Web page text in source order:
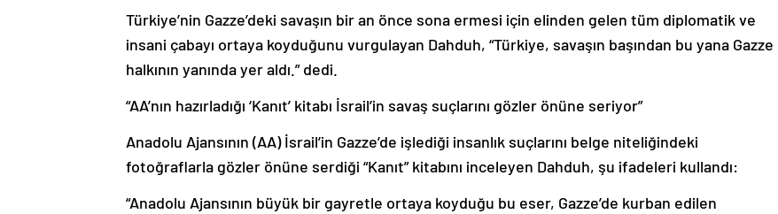
Türkiye’nin Gazze’deki savaşın bir an önce sona ermesi için elinden gelen tüm diplomatik ve
insani çabayı ortaya koyduğunu vurgulayan Dahduh, “Türkiye, savaşın başından bu yana Gazze
halkının yanında yer aldı.” dedi.
“AA’nın hazırladığı ‘Kanıt’ kitabı İsrail’in savaş suçlarını gözler önüne seriyor”
Anadolu Ajansının (AA) İsrail’in Gazze’de işlediği insanlık suçlarını belge niteliğindeki
fotoğraflarla gözler önüne serdiği “Kanıt” kitabını inceleyen Dahduh, şu ifadeleri kullandı:
“Anadolu Ajansının büyük bir gayretle ortaya koyduğu bu eser, Gazze’de kurban edilen